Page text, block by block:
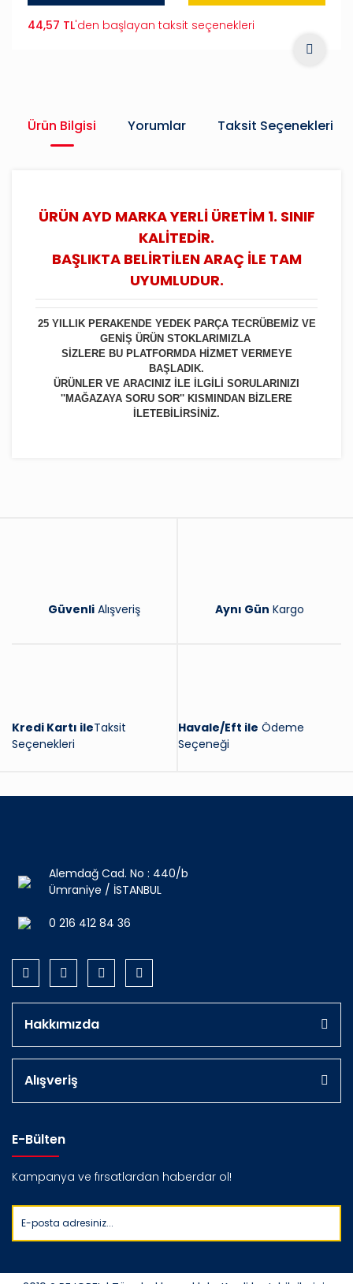
44,57 TL'den başlayan taksit seçenekleri
Ürün Bilgisi Yorumlar Taksit Seçenekleri
ÜRÜN AYD MARKA YERLİ ÜRETİM 1. SINIF
KALİTEDİR.
BAŞLIKTA BELİRTİLEN ARAÇ İLE TAM
UYUMLUDUR.
25 YILLIK PERAKENDE YEDEK PARÇA TECRÜBEMİZ VE
GENİŞ ÜRÜN STOKLARIMIZLA
SİZLERE BU PLATFORMDA HİZMET VERMEYE
BAŞLADIK.
ÜRÜNLER VE ARACINIZ İLE İLGİLİ SORULARINIZI
''MAĞAZAYA SORU SOR'' KISMINDAN BİZLERE
İLETEBİLİRSİNİZ.
Güvenli Alışveriş Aynı Gün Kargo
Kredi Kartı ileTaksit
Seçenekleri
Havale/Eft ile Ödeme
Seçeneği
Alemdağ Cad. No : 440/b
Ümraniye / İSTANBUL
0 216 412 84 36
Hakkımızda
Alışveriş
E-Bülten
Kampanya ve fırsatlardan haberdar ol!